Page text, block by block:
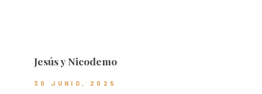
Jesús y Nicodemo
30 JUNIO, 2025